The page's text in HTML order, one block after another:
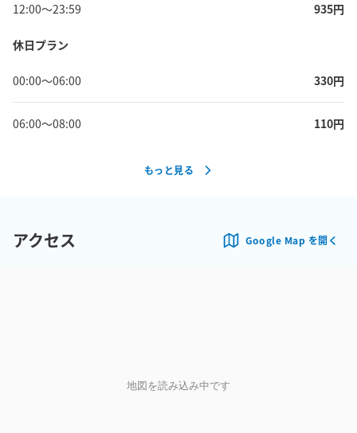
12:00〜23:59 935円
休日プラン
00:00〜06:00 330円
06:00〜08:00 110円
もっと見る
アクセス Google Map を開く
地図を読み込み中です